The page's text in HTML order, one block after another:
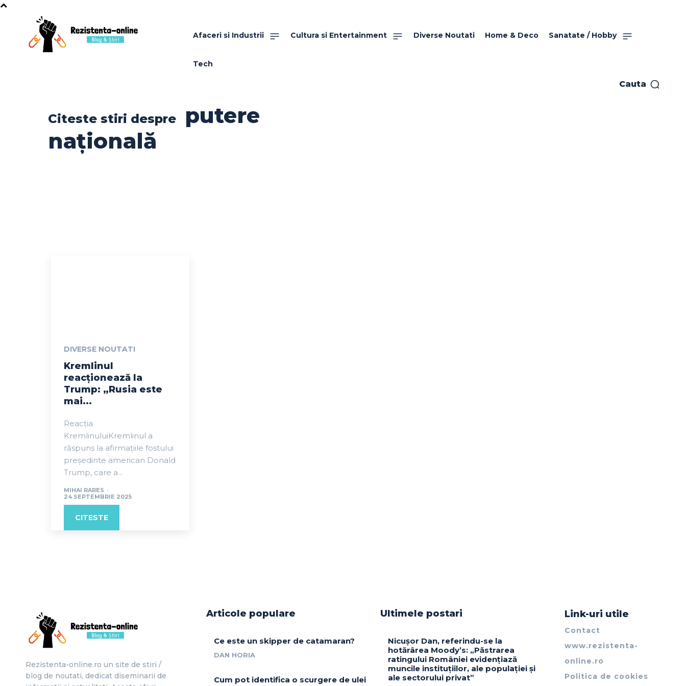
Afaceri si Industrii Cultura si Entertainment Diverse Noutati Home & Deco Sanatate / Hobby
Tech
Cauta
Citeste stiri despre
putere
națională
DIVERSE NOUTATI
Kremlinul
reacționează la
Trump: „Rusia este
mai...
Reacția
KremlinuluiKremlinul a
răspuns la afirmațiile fostului
președinte american Donald
Trump, care a...
MIHAI RARES -
24 SEPTEMBRIE 2025
CITESTE
Rezistenta-online.ro un site de stiri /
blog de noutati, dedicat diseminarii de
Articole populare
Ce este un skipper de catamaran?
DAN HORIA
Cum pot identifica o scurgere de ulei
Ultimele postari
Nicușor Dan, referindu-se la
hotărârea Moody’s: „Păstrarea
ratingului României evidențiază
muncile instituțiilor, ale populației și
ale sectorului privat”
Link-uri utile
Contact
www.rezistenta-
online.ro
Politica de cookies